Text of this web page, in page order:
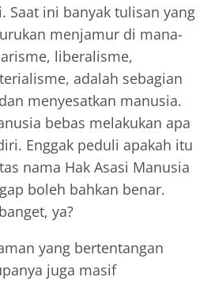
Saat ini banyak tulisan yang
menjamur di mana-
liberalisme,
adalah sebagian
menyesatkan manusia.
bebas melakukan apa
Enggak peduli apakah itu
nama Hak Asasi Manusia
boleh bahkan benar.
ya?
yang bertentangan
juga masif